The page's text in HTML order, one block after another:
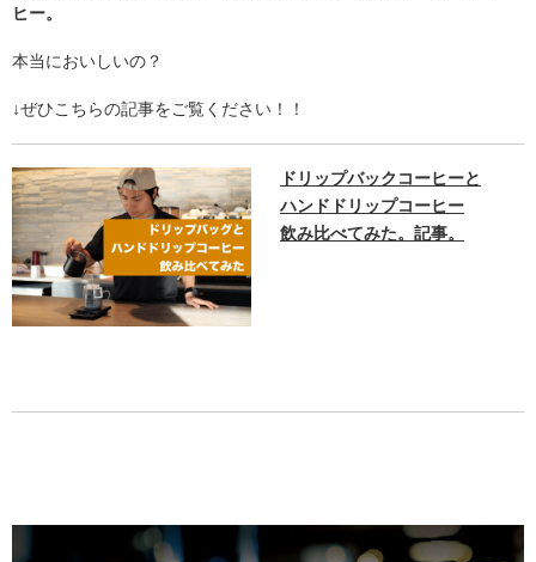
ヒー。
本当においしいの？
↓ぜひこちらの記事をご覧ください！！
ドリップバックコーヒーと
ハンドドリップコーヒー
飲み比べてみた。記事。